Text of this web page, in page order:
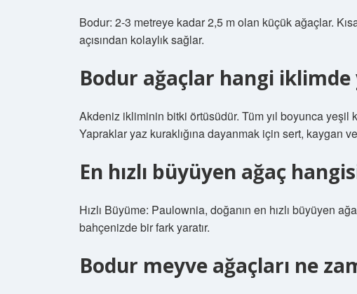
Bodur: 2-3 metreye kadar 2,5 m olan küçük ağaçlar.
açısından kolaylık sağlar.
Bodur ağaçlar hangi
Akdeniz ikliminin bitki örtüsüdür. Tüm yıl boyunca yeşil
Yapraklar yaz kuraklığına dayanmak için sert, kaygan
En hızlı büyüyen ağaç
Hızlı Büyüme: Paulownia, doğanın en hızlı büyüyen
bahçenizde bir fark yaratır.
Bodur meyve ağaçları ne